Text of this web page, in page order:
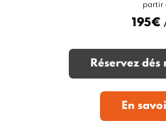
partir
195€
Réservez
En